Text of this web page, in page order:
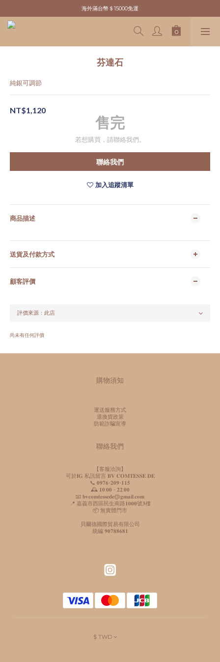
新粉請先於官網註冊．領取＄100元購物金
海外滿台幣＄15000免運
新粉請先於官網註冊．領取＄100元購物金
芬達石
純銀可調節
NT$1,120
售完
若想購買，請聯絡我們。
聯絡我們
加入追蹤清單
商品描述
送貨及付款方式
顧客評價
尚未有任何評價
購物須知
運送服務方式
退換貨政策
防範詐騙宣導
聯絡我們
【客服洽詢】
可於𝐈𝐆 私訊留言 𝐁𝐕 𝐂𝐎𝐌𝐓𝐄𝐒𝐒𝐄 𝐃𝐄
📞 𝟎𝟗𝟕𝟔-𝟐𝟎𝟗-𝟏𝟏𝟓
🕰️ 𝟏𝟎:𝟎𝟎 - 𝟐𝟐:𝟎𝟎
📧 𝐛𝐯𝐜𝐨𝐦𝐭𝐞𝐬𝐬𝐞𝐝𝐞@𝐠𝐦𝐚𝐢𝐥.𝐜𝐨𝐦
📍 嘉義市西區民生南路𝟏𝟎𝟎𝟎號𝟑樓
📦 無實體門市
貝爾德國際貿易有限公司
統編 𝟗𝟎𝟕𝟖𝟖𝟔𝟖𝟏
$ TWD